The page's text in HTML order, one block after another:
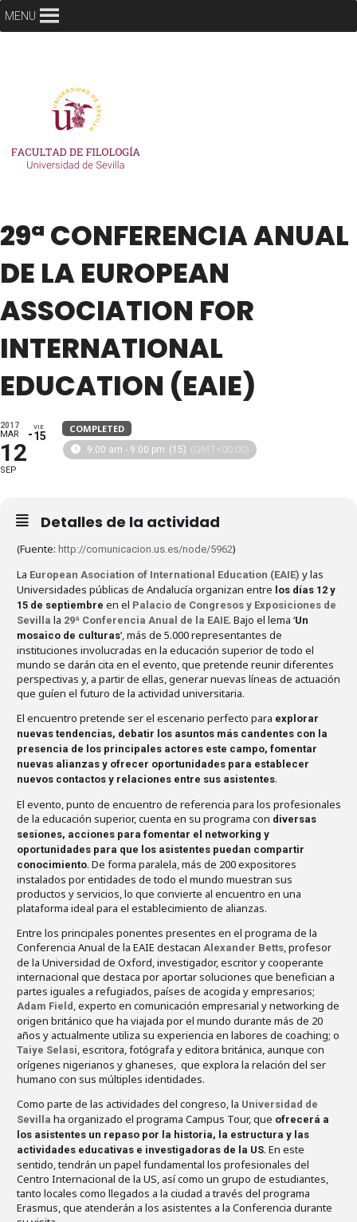
MENU
29ª CONFERENCIA ANUAL
DE LA EUROPEAN
ASSOCIATION FOR
INTERNATIONAL
EDUCATION (EAIE)
2017
MAR
12
SEP
VIE
15
COMPLETED
9:00 am - 9:00 pm (15) (GMT+00:00)
Detalles de la actividad
(Fuente: http://comunicacion.us.es/node/5962)
La European Asociation of International Education (EAIE) y las
Universidades públicas de Andalucía organizan entre los días 12 y
15 de septiembre en el Palacio de Congresos y Exposiciones de
Sevilla la 29ª Conferencia Anual de la EAIE. Bajo el lema ‘Un
mosaico de culturas’, más de 5.000 representantes de
instituciones involucradas en la educación superior de todo el
mundo se darán cita en el evento, que pretende reunir diferentes
perspectivas y, a partir de ellas, generar nuevas líneas de actuación
que guíen el futuro de la actividad universitaria.
El encuentro pretende ser el escenario perfecto para explorar
nuevas tendencias, debatir los asuntos más candentes con la
presencia de los principales actores este campo, fomentar
nuevas alianzas y ofrecer oportunidades para establecer
nuevos contactos y relaciones entre sus asistentes.
El evento, punto de encuentro de referencia para los profesionales
de la educación superior, cuenta en su programa con diversas
sesiones, acciones para fomentar el networking y
oportunidades para que los asistentes puedan compartir
conocimiento. De forma paralela, más de 200 expositores
instalados por entidades de todo el mundo muestran sus
productos y servicios, lo que convierte al encuentro en una
plataforma ideal para el establecimiento de alianzas.
Entre los principales ponentes presentes en el programa de la
Conferencia Anual de la EAIE destacan Alexander Betts, profesor
de la Universidad de Oxford, investigador, escritor y cooperante
internacional que destaca por aportar soluciones que benefician a
partes iguales a refugiados, países de acogida y empresarios;
Adam Field , experto en comunicación empresarial y networking de
origen británico que ha viajada por el mundo durante más de 20
años y actualmente utiliza su experiencia en labores de coaching; o
Taiye Selasi, escritora, fotógrafa y editora británica, aunque con
orígenes nigerianos y ghaneses, que explora la relación del ser
humano con sus múltiples identidades.
Como parte de las actividades del congreso, la Universidad de
Sevilla ha organizado el programa Campus Tour, que ofrecerá a
los asistentes un repaso por la historia, la estructura y las
actividades educativas e investigadoras de la US. En este
sentido, tendrán un papel fundamental los profesionales del
Centro Internacional de la US, así como un grupo de estudiantes,
tanto locales como llegados a la ciudad a través del programa
Erasmus, que atenderán a los asistentes a la Conferencia durante